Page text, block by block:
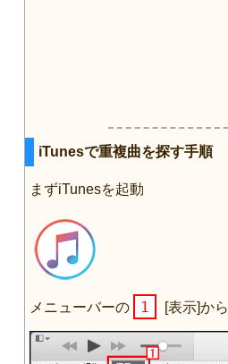
iTunesで重複曲を探す手順
まずiTunesを起動
メニューバーの 1 [表示]から